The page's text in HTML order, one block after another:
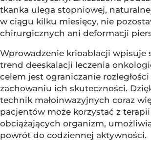
tkanka ulega stopniowej,
w ciągu kilku miesięcy, nie
chirurgicznych ani deformacji
Wprowadzenie krioablacji wpisuje
trend deeskalacji leczenia
celem jest ograniczanie
zachowaniu ich skuteczności.
technik małoinwazyjnych coraz
pacjentów może korzystać z
obciążających organizm,
powrót do codziennej aktywności.